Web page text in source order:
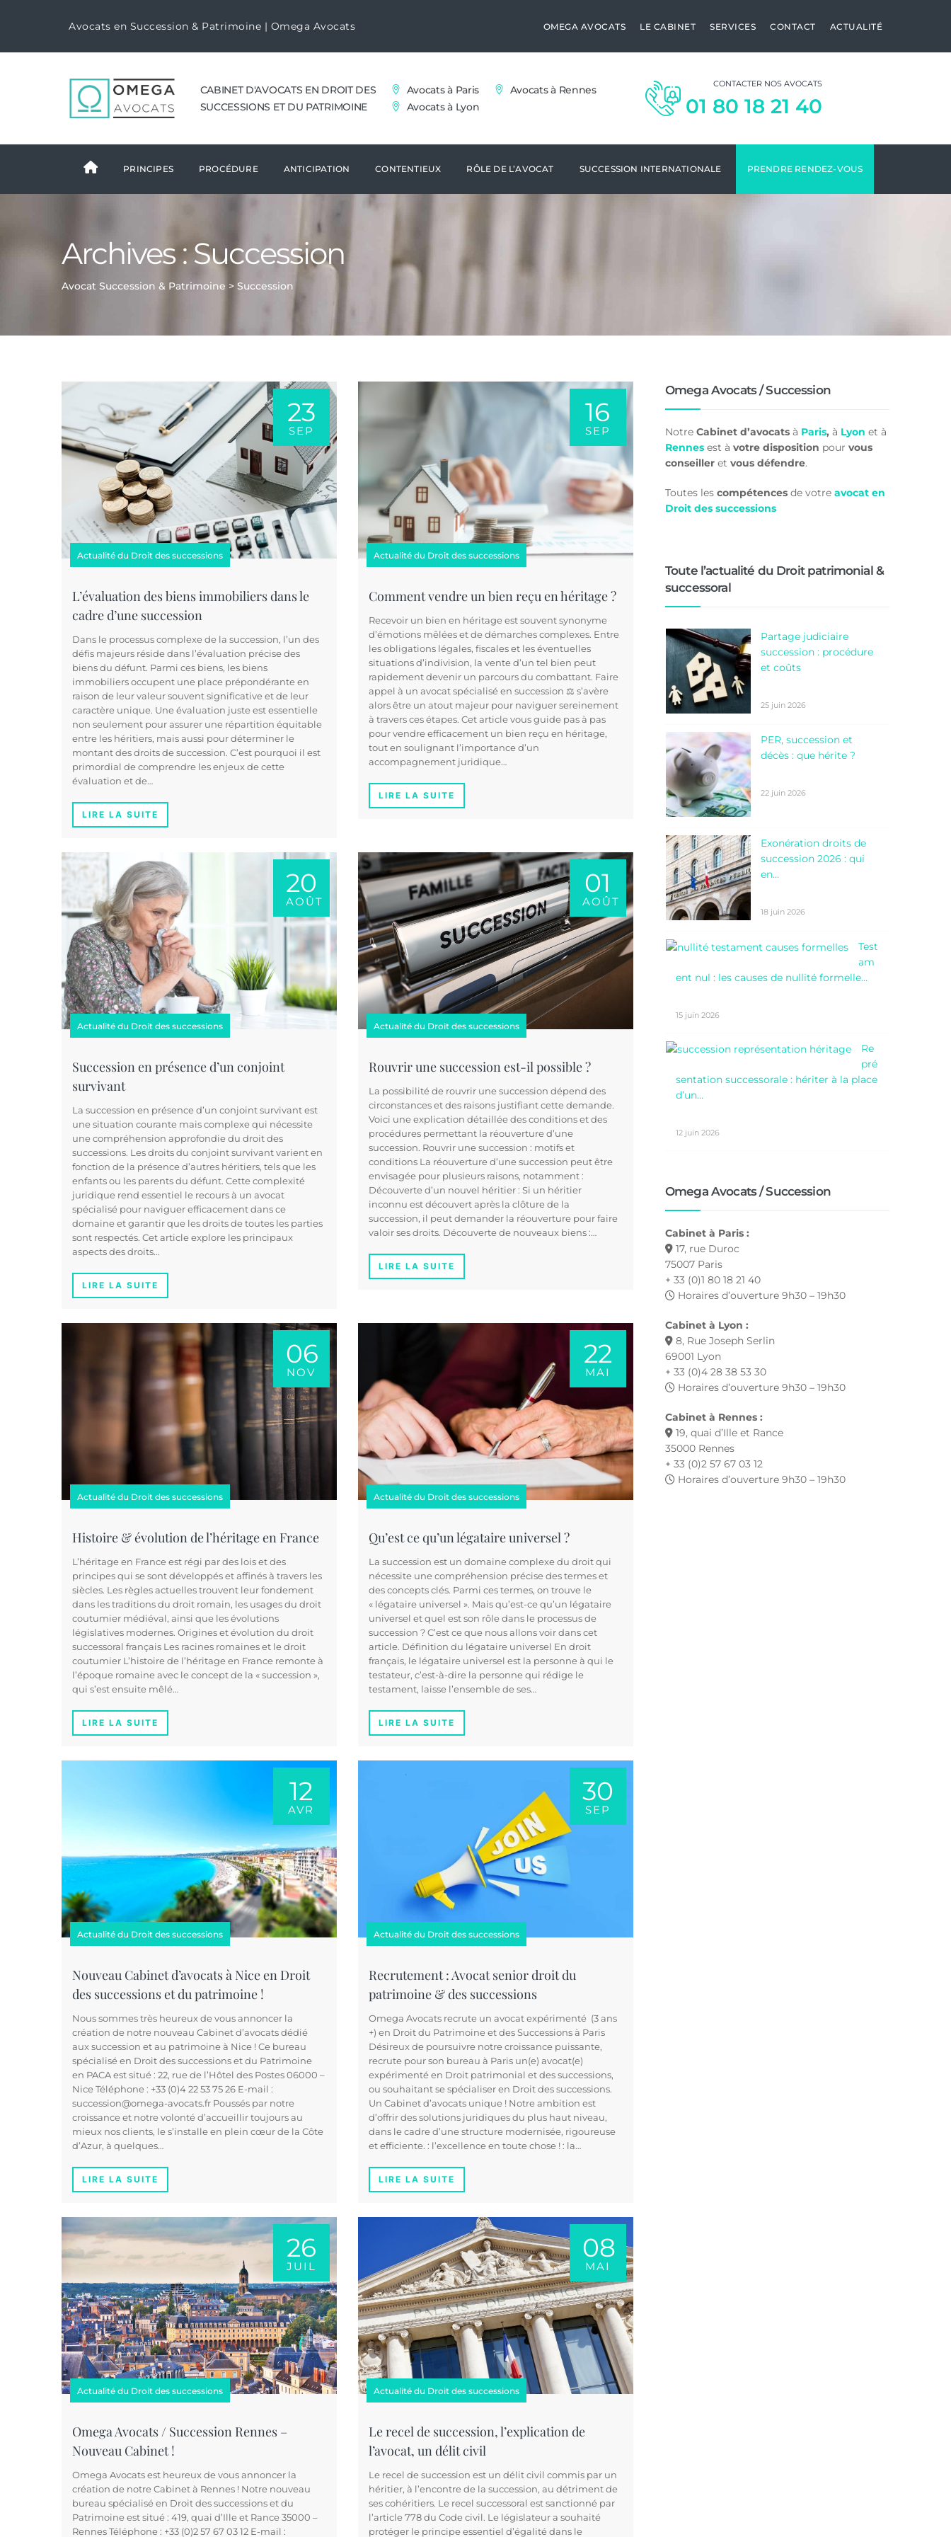
Avocats en Succession & Patrimoine | Omega Avocats OMEGA AVOCATS LE CABINET SERVICES CONTACT ACTUALITÉ
CABINET D'AVOCATS EN DROIT DES
SUCCESSIONS ET DU PATRIMOINE
Avocats à Paris
Avocats à Lyon
Avocats à Rennes
CONTACTER NOS AVOCATS
01 80 18 21 40
PRINCIPES PROCÉDURE ANTICIPATION CONTENTIEUX RÔLE DE L’AVOCAT SUCCESSION INTERNATIONALE PRENDRE RENDEZ-VOUS
Archives :Succession
Avocat Succession & Patrimoine > Succession
23
SEP
Actualité du Droit des successions
L’évaluation des biens immobiliers dans le
cadre d’une succession
Dans le processus complexe de la succession, l’un des
défis majeurs réside dans l’évaluation précise des
biens du défunt. Parmi ces biens, les biens
immobiliers occupent une place prépondérante en
raison de leur valeur souvent significative et de leur
caractère unique. Une évaluation juste est essentielle
non seulement pour assurer une répartition équitable
entre les héritiers, mais aussi pour déterminer le
montant des droits de succession. C’est pourquoi il est
primordial de comprendre les enjeux de cette
évaluation et de…
LIRE LA SUITE
16
SEP
Actualité du Droit des successions
Comment vendre un bien reçu en héritage ?
Recevoir un bien en héritage est souvent synonyme
d’émotions mêlées et de démarches complexes. Entre
les obligations légales, fiscales et les éventuelles
situations d’indivision, la vente d’un tel bien peut
rapidement devenir un parcours du combattant. Faire
appel à un avocat spécialisé en succession ⚖️ s’avère
alors être un atout majeur pour naviguer sereinement
à travers ces étapes. Cet article vous guide pas à pas
pour vendre efficacement un bien reçu en héritage,
tout en soulignant l’importance d’un
accompagnement juridique…
LIRE LA SUITE
20
AOÛT
Actualité du Droit des successions
Succession en présence d’un conjoint
survivant
La succession en présence d’un conjoint survivant est
une situation courante mais complexe qui nécessite
une compréhension approfondie du droit des
successions. Les droits du conjoint survivant varient en
fonction de la présence d’autres héritiers, tels que les
enfants ou les parents du défunt. Cette complexité
juridique rend essentiel le recours à un avocat
spécialisé pour naviguer efficacement dans ce
domaine et garantir que les droits de toutes les parties
sont respectés. Cet article explore les principaux
aspects des droits…
LIRE LA SUITE
01
AOÛT
Actualité du Droit des successions
Rouvrir une succession est-il possible ?
La possibilité de rouvrir une succession dépend des
circonstances et des raisons justifiant cette demande.
Voici une explication détaillée des conditions et des
procédures permettant la réouverture d’une
succession. Rouvrir une succession : motifs et
conditions La réouverture d’une succession peut être
envisagée pour plusieurs raisons, notamment :
Découverte d’un nouvel héritier : Si un héritier
inconnu est découvert après la clôture de la
succession, il peut demander la réouverture pour faire
valoir ses droits. Découverte de nouveaux biens :…
LIRE LA SUITE
06
NOV
Actualité du Droit des successions
Histoire & évolution de l’héritage en France
L’héritage en France est régi par des lois et des
principes qui se sont développés et affinés à travers les
siècles. Les règles actuelles trouvent leur fondement
dans les traditions du droit romain, les usages du droit
coutumier médiéval, ainsi que les évolutions
législatives modernes. Origines et évolution du droit
successoral français Les racines romaines et le droit
coutumier L’histoire de l’héritage en France remonte à
l’époque romaine avec le concept de la « succession »,
qui s’est ensuite mêlé…
LIRE LA SUITE
22
MAI
Actualité du Droit des successions
Qu’est ce qu’un légataire universel ?
La succession est un domaine complexe du droit qui
nécessite une compréhension précise des termes et
des concepts clés. Parmi ces termes, on trouve le
« légataire universel ». Mais qu’est-ce qu’un légataire
universel et quel est son rôle dans le processus de
succession ? C’est ce que nous allons voir dans cet
article. Définition du légataire universel En droit
français, le légataire universel est la personne à qui le
testateur, c’est-à-dire la personne qui rédige le
testament, laisse l’ensemble de ses…
LIRE LA SUITE
12
AVR
Actualité du Droit des successions
Nouveau Cabinet d’avocats à Nice en Droit
des successions et du patrimoine !
Nous sommes très heureux de vous annoncer la
création de notre nouveau Cabinet d’avocats dédié
aux succession et au patrimoine à Nice ! Ce bureau
spécialisé en Droit des successions et du Patrimoine
en PACA est situé : 22, rue de l’Hôtel des Postes 06000 –
Nice Téléphone : +33 (0)4 22 53 75 26 E-mail :
succession@omega-avocats.fr Poussés par notre
croissance et notre volonté d’accueillir toujours au
mieux nos clients, le s’installe en plein cœur de la Côte
d’Azur, à quelques…
LIRE LA SUITE
30
SEP
Actualité du Droit des successions
Recrutement : Avocat senior droit du
patrimoine & des successions
Omega Avocats recrute un avocat expérimenté (3 ans
+) en Droit du Patrimoine et des Successions à Paris
Désireux de poursuivre notre croissance puissante,
recrute pour son bureau à Paris un(e) avocat(e)
expérimenté en Droit patrimonial et des successions,
ou souhaitant se spécialiser en Droit des successions.
Un Cabinet d’avocats unique ! Notre ambition est
d’offrir des solutions juridiques du plus haut niveau,
dans le cadre d’une structure modernisée, rigoureuse
et efficiente. : l’excellence en toute chose ! : la…
LIRE LA SUITE
26
JUIL
Actualité du Droit des successions
Omega Avocats / Succession Rennes –
Nouveau Cabinet !
Omega Avocats est heureux de vous annoncer la
création de notre Cabinet à Rennes ! Notre nouveau
bureau spécialisé en Droit des successions et du
Patrimoine est situé : 419, quai d’Ille et Rance 35000 –
Rennes Téléphone : +33 (0)2 57 67 03 12 E-mail :
08
MAI
Actualité du Droit des successions
Le recel de succession, l’explication de
l’avocat, un délit civil
Le recel de succession est un délit civil commis par un
héritier, à l’encontre de la succession, au détriment de
ses cohéritiers. Le recel successoral est sanctionné par
l’article 778 du Code civil. Le législateur a souhaité
protéger le principe essentiel d’égalité dans le
Omega Avocats / Succession
NotreCabinet d’avocats à Paris, à Lyon et à
Rennes est àvotre disposition pourvous
conseiller etvous défendre.
Toutes lescompétences de votreavocat en
Droit des successions
Toute l’actualité du Droit patrimonial &
successoral
Partage judiciaire
succession : procédure
et coûts
25 juin 2026
PER, succession et
décès : que hérite ?
22 juin 2026
Exonération droits de
succession 2026 : qui
en…
18 juin 2026
Test
am
ent nul : les causes de nullité formelle…
15 juin 2026
Re
pré
sentation successorale : hériter à la place
d’un…
12 juin 2026
Omega Avocats / Succession
Cabinet à Paris :
17, rue Duroc
75007 Paris
+ 33 (0)1 80 18 21 40
Horaires d’ouverture 9h30 – 19h30
Cabinet à Lyon :
8, Rue Joseph Serlin
69001 Lyon
+ 33 (0)4 28 38 53 30
Horaires d’ouverture 9h30 – 19h30
Cabinet à Rennes :
19, quai d’Ille et Rance
35000 Rennes
+ 33 (0)2 57 67 03 12
Horaires d’ouverture 9h30 – 19h30